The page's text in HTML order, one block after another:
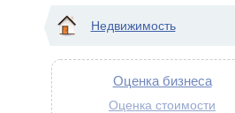
Недвижимость
Оценка бизнеса
Оценка стоимости